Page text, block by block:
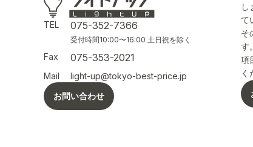
TEL 075-352-7366
受付時間10:00〜16:00 土日祝を除く
Fax 075-353-2021
Mail
light-up@tokyo-best-price.jp
お問い合わせ
し
て
そ
す
項
く